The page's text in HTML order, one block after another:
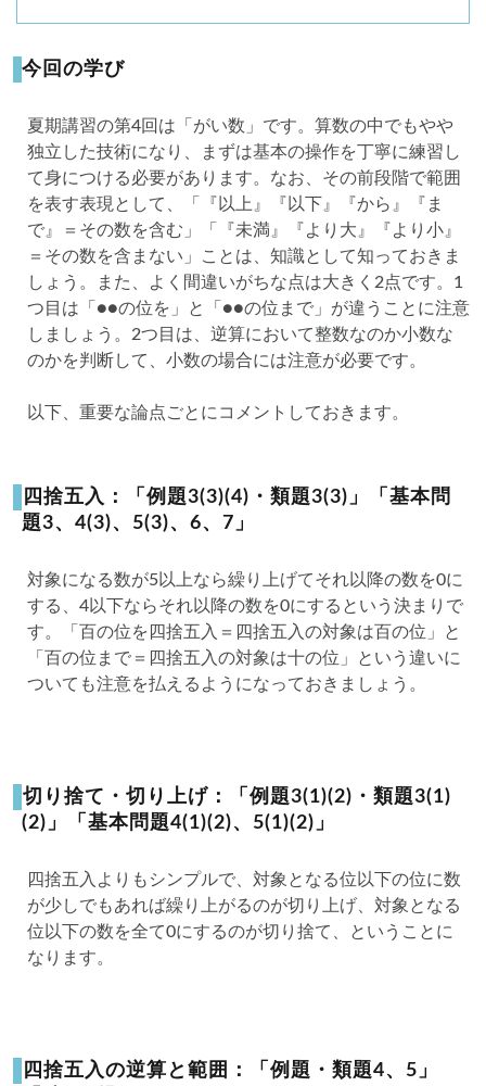
今回の学び
夏期講習の第4回は「がい数」です。算数の中でもやや
独立した技術になり、まずは基本の操作を丁寧に練習し
て身につける必要があります。なお、その前段階で範囲
を表す表現として、「『以上』『以下』『から』『ま
で』＝その数を含む」「『未満』『より大』『より小』
＝その数を含まない」ことは、知識として知っておきま
しょう。また、よく間違いがちな点は大きく2点です。1
つ目は「●●の位を」と「●●の位まで」が違うことに注意
しましょう。2つ目は、逆算において整数なのか小数な
のかを判断して、小数の場合には注意が必要です。
以下、重要な論点ごとにコメントしておきます。
️四捨五入：「例題3(3)(4)・類題3(3)」「基本問
題3、4(3)、5(3)、6、7」
対象になる数が5以上なら繰り上げてそれ以降の数を0に
する、4以下ならそれ以降の数を0にするという決まりで
す。「百の位を四捨五入＝四捨五入の対象は百の位」と
「百の位まで＝四捨五入の対象は十の位」という違いに
ついても注意を払えるようになっておきましょう。
️切り捨て・切り上げ：「例題3(1)(2)・類題3(1)
(2)」「基本問題4(1)(2)、5(1)(2)」
四捨五入よりもシンプルで、対象となる位以下の位に数
が少しでもあれば繰り上がるのが切り上げ、対象となる
位以下の数を全て0にするのが切り捨て、ということに
なります。
️四捨五入の逆算と範囲：「例題・類題4、5」